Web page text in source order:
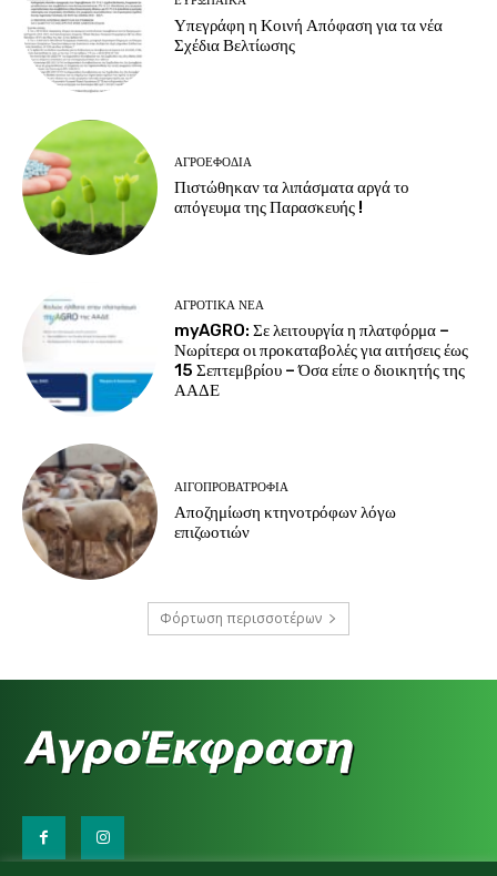
Υπεγράφη η Κοινή Απόφαση για τα νέα
Σχέδια Βελτίωσης
ΑΓΡΟΕΦΌΔΙΑ
Πιστώθηκαν τα λιπάσματα αργά το
απόγευμα της Παρασκευής !
ΑΓΡΟΤΙΚΆ ΝΈΑ
myAGRO: Σε λειτουργία η πλατφόρμα –
Νωρίτερα οι προκαταβολές για αιτήσεις έως
15 Σεπτεμβρίου – Όσα είπε ο διοικητής της
ΑΑΔΕ
ΑΙΓΟΠΡΟΒΑΤΡΟΦΊΑ
Αποζημίωση κτηνοτρόφων λόγω
επιζωοτιών
Φόρτωση περισσοτέρων